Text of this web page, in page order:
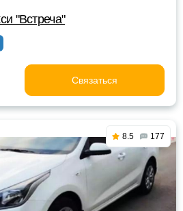
"Встреча"
Связаться
8.5 177